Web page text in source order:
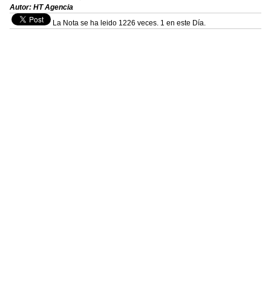
Autor: HT Agencia
La Nota se ha leido 1226 veces. 1 en este Día.